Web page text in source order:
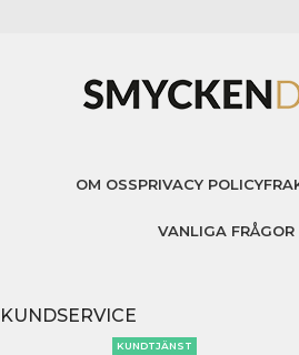
OM OSSPRIVACY POLICY
VANLIGA FRÅGOR
KUNDSERVICE
KUNDTJÄNST